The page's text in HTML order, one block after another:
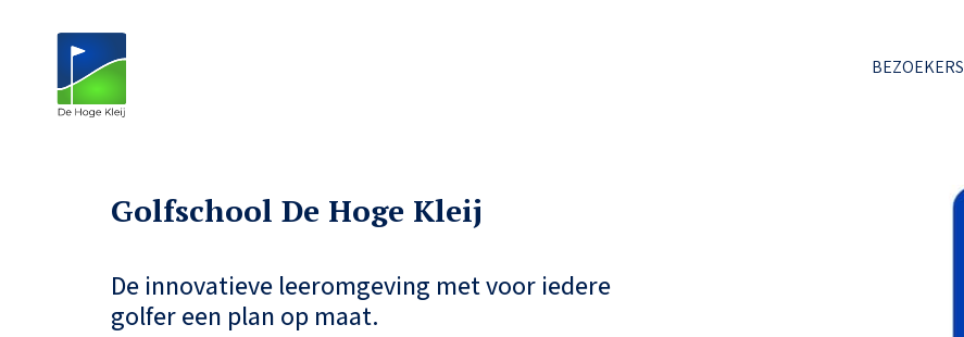
BEZOEKERS
Golfschool De Hoge Kleij
De innovatieve leeromgeving met voor iedere
golfer een plan op maat.